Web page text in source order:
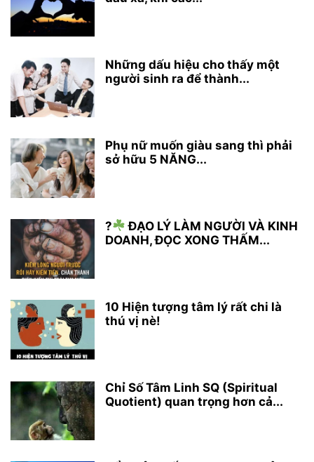
Những dấu hiệu cho thấy một
người sinh ra để thành...
Phụ nữ muốn giàu sang thì phải
sở hữu 5 NĂNG...
?
ĐẠO LÝ LÀM NGƯỜI VÀ KINH
DOANH, ĐỌC XONG THẤM...
10 Hiện tượng tâm lý rất chi là
thú vị nè!
Chỉ Số Tâm Linh SQ (Spiritual
Quotient) quan trọng hơn cả...